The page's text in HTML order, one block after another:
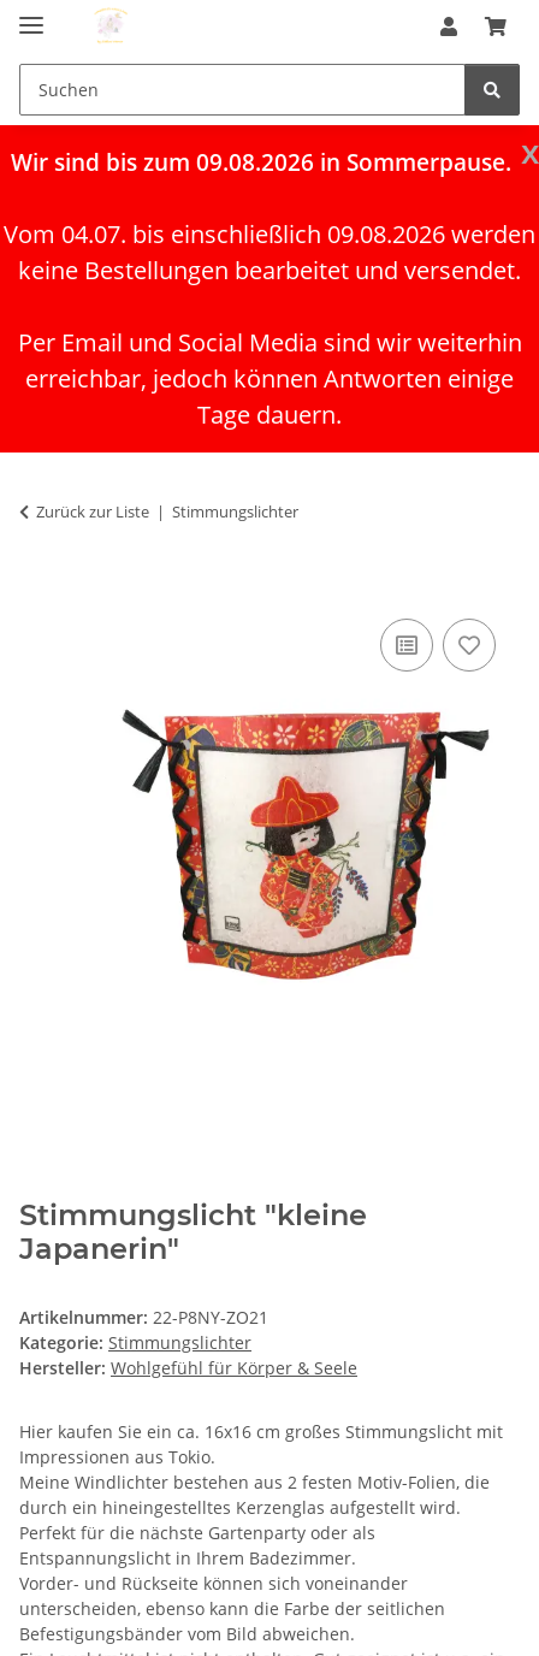
x
Wir sind bis zum 09.08.2026 in Sommerpause.
Vom 04.07. bis einschließlich 09.08.2026 werden
keine Bestellungen bearbeitet und versendet.
Per Email und Social Media sind wir weiterhin
erreichbar, jedoch können Antworten einige
Tage dauern.
Zurück zur Liste Stimmungslichter
Stimmungslicht "kleine
Japanerin"
Artikelnummer: 22-P8NY-ZO21
Kategorie: Stimmungslichter
Hersteller: Wohlgefühl für Körper & Seele
Hier kaufen Sie ein ca. 16x16 cm großes Stimmungslicht mit
Impressionen aus Tokio.
Meine Windlichter bestehen aus 2 festen Motiv-Folien, die
durch ein hineingestelltes Kerzenglas aufgestellt wird.
Perfekt für die nächste Gartenparty oder als
Entspannungslicht in Ihrem Badezimmer.
Vorder- und Rückseite können sich voneinander
unterscheiden, ebenso kann die Farbe der seitlichen
Befestigungsbänder vom Bild abweichen.